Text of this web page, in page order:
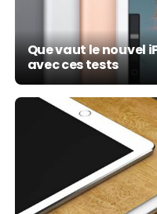
Que vaut le nouvel
avec ces tests